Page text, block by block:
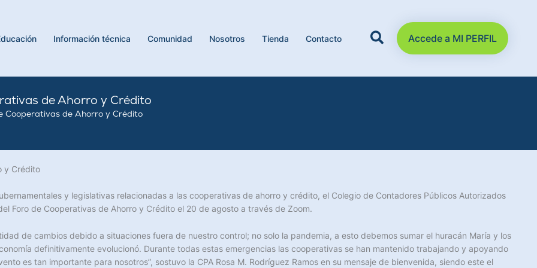
Información técnica Comunidad Nosotros Tienda Contacto Accede a MI PERFIL
de Ahorro y Crédito
Cooperativas de Ahorro y Crédito
y Crédito
y legislativas relacionadas a las cooperativas de ahorro y crédito, el Colegio de Contadores Públicos Autorizados
Foro de Cooperativas de Ahorro y Crédito el 20 de agosto a través de Zoom.
de cambios debido a situaciones fuera de nuestro control; no solo la pandemia, a esto debemos sumar el huracán María y los
definitivamente evolucionó. Durante todas estas emergencias las cooperativas se han mantenido trabajando y apoyando
es tan importante para nosotros”, sostuvo la CPA Rosa M. Rodríguez Ramos en su mensaje de bienvenida, siendo este el